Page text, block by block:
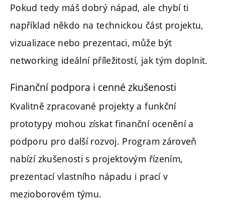
Pokud tedy máš dobrý nápad, ale chybí ti
například někdo na technickou část projektu,
vizualizace nebo prezentaci, může být
networking ideální příležitostí, jak tým doplnit.
Finanční podpora i cenné zkušenosti
Kvalitně zpracované projekty a funkční
prototypy mohou získat finanční ocenění a
podporu pro další rozvoj. Program zároveň
nabízí zkušenosti s projektovým řízením,
prezentací vlastního nápadu i prací v
mezioborovém týmu.